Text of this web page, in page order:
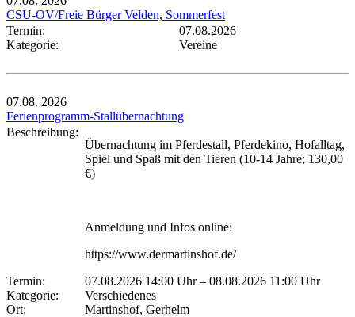
CSU-OV/Freie Bürger Velden, Sommerfest
Termin:
07.08.2026
Kategorie:
Vereine
07.08. 2026
Ferienprogramm-Stallübernachtung
Beschreibung:
Übernachtung im Pferdestall, Pferdekino, Hofalltag,
Spiel und Spaß mit den Tieren (10-14 Jahre; 130,00
€)
Anmeldung und Infos online:
https://www.dermartinshof.de/
Termin:
07.08.2026 14:00 Uhr– 08.08.2026 11:00 Uhr
Kategorie:
Verschiedenes
Ort:
Martinshof, Gerhelm